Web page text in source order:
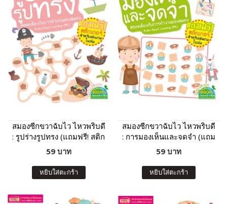
สมองซีกขวาฉับไว ไหวพริบดี
: รูปร่างรูปทรง (แถมฟรี! สติก
เกอร์)
59 บาท
หยิบใส่ตะกร้า
สมองซีกขวาฉับไว ไหวพริบดี
: การมองเห็นและจดจำ (แถม
ฟรี! สติกเกอร์)
59 บาท
หยิบใส่ตะกร้า